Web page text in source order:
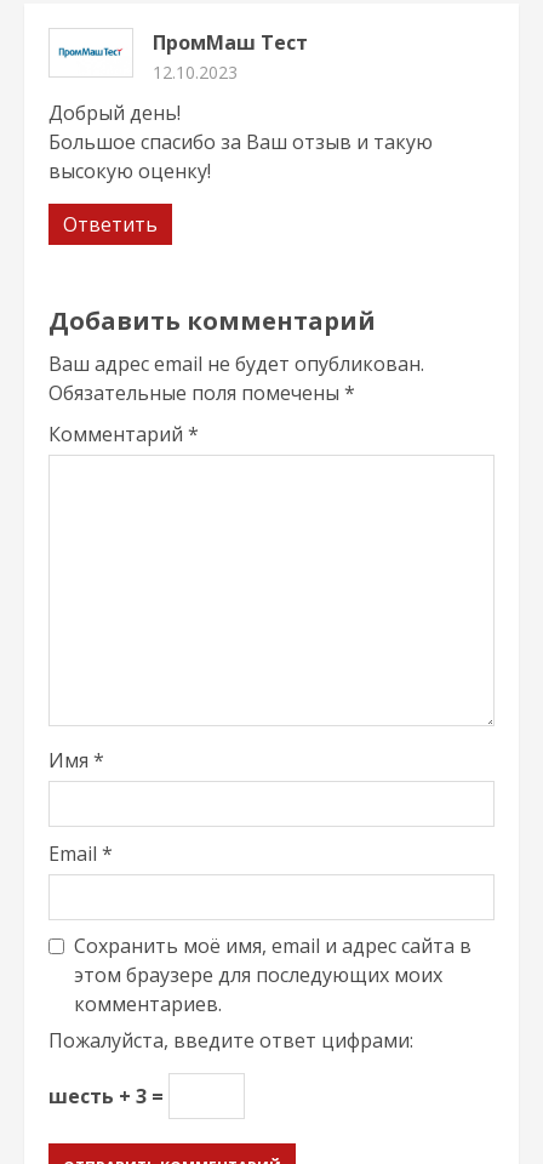
ПромМаш Тест
12.10.2023
Добрый день!
Большое спасибо за Ваш отзыв и такую
высокую оценку!
Ответить
Добавить комментарий
Ваш адрес email не будет опубликован.
Обязательные поля помечены *
Комментарий *
Имя *
Email *
Сохранить моё имя, email и адрес сайта в
этом браузере для последующих моих
комментариев.
Пожалуйста, введите ответ цифрами:
шесть + 3 =